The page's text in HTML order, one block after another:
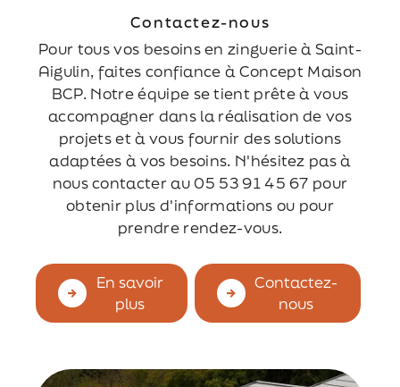
Contactez-nous
Pour tous vos besoins en zinguerie à Saint-
Aigulin, faites confiance à Concept Maison
BCP. Notre équipe se tient prête à vous
accompagner dans la réalisation de vos
projets et à vous fournir des solutions
adaptées à vos besoins. N'hésitez pas à
nous contacter au 05 53 91 45 67 pour
obtenir plus d'informations ou pour
prendre rendez-vous.
En savoir
plus
Contactez-
nous